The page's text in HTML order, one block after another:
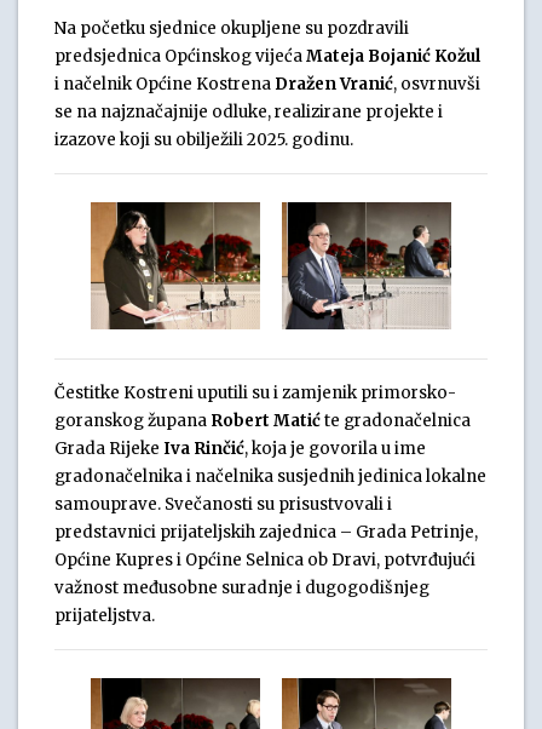
Na početku sjednice okupljene su pozdravili
predsjednica Općinskog vijećaMateja Bojanić Kožul
i načelnik Općine Kostrena Dražen Vranić, osvrnuvši
se na najznačajnije odluke, realizirane projekte i
izazove koji su obilježili 2025. godinu.
Čestitke Kostreni uputili su i zamjenik primorsko-
goranskog župana Robert Matićte gradonačelnica
Grada Rijeke Iva Rinčić, koja je govorila u ime
gradonačelnika i načelnika susjednih jedinica lokalne
samouprave. Svečanosti su prisustvovali i
predstavnici prijateljskih zajednica – Grada Petrinje,
Općine Kupres i Općine Selnica ob Dravi, potvrđujući
važnost međusobne suradnje i dugogodišnjeg
prijateljstva.